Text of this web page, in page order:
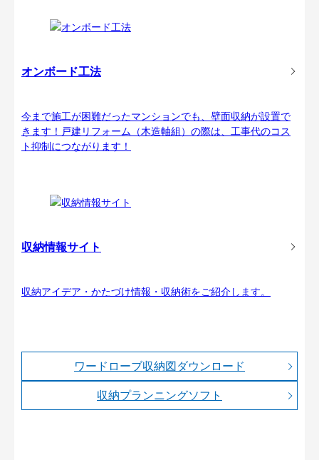
オンボード工法
今まで施工が困難だったマンションでも、壁面収納が設置で
きます！戸建リフォーム（木造軸組）の際は、工事代のコス
ト抑制につながります！
収納情報サイト
収納アイデア・かたづけ情報・収納術をご紹介します。
ワードローブ収納図ダウンロード
収納プランニングソフト